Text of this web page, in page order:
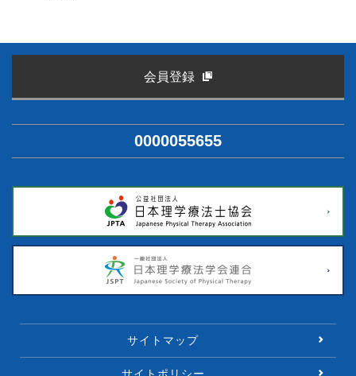
会員登録
0000055655
サイトマップ